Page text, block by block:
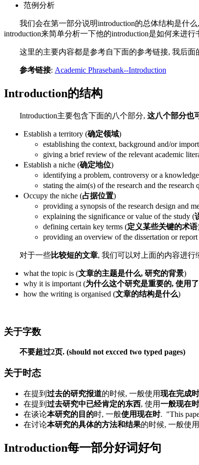
范例分析
我们会在第一部分说明introduction的总体结构是什
introduction来简单分析一下他的introduction是如何来进行
这里的主要内容都是参考自下面的参考链接, 我后
参考链接: Academic Phrasebank--Introduction
Introduction的结构
Introduction主要包含下面的八个部分, 这八个部分也
Establish a territory (确定领域)
establishing the context, background and/or
giving a brief review of the relevant academic
Establish a niche (确定地位)
identifying a problem, controversy or a
stating the aim(s) of the research and the research
Occupy the niche (占据位置)
providing a synopsis of the research design and
explaining the significance or value of the study (
defining certain key terms (定义某些关键的术语
providing an overview of the dissertation or report
对于一些比较短的文章, 我们可以对上面的内容进行
what the topic is (文章的主题是什么, 研究的背景)
why it is important (为什么这个研究是重要的, 使用
how the writing is organised (文章的结构是什么)
关于字数
不要超过2页. (should not excced two typed pages)
关于时态
在提到 过去的研究报道的时候, 一般使用现在完成时
在提到 过去研究中已经肯定的东西, 使用一般现在时
在谈论本研究的目的时, 一般使用现在时. "This
在讨论本研究的具体的方法和结果的时候, 一般使
Introduction每一部分好词好句